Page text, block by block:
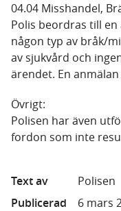
04.04 Misshandel,
Polis beordras till
någon typ av bråk/
av sjukvård och
ärendet. En
Övrigt:
Polisen har även
fordon som inte
Text av
Polisen
Publicerad
6 mars